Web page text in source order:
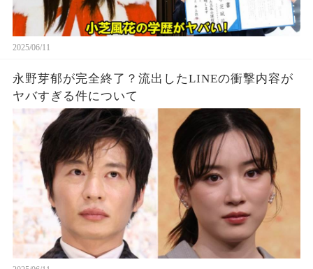
2025/06/11
永野芽郁が完全終了？流出したLINEの衝撃内容が
ヤバすぎる件について